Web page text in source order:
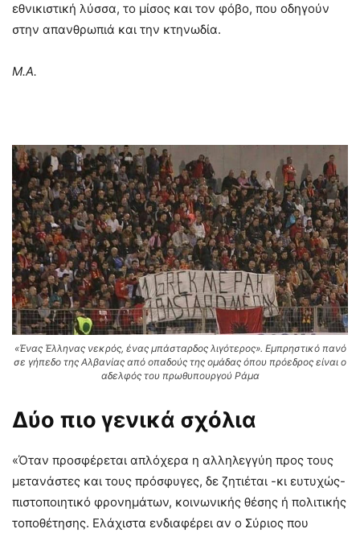
εθνικιστική λύσσα, το μίσος και τον φόβο, που οδηγούν
στην απανθρωπιά και την κτηνωδία.
Μ.Α.
«Ένας Έλληνας νεκρός, ένας μπάσταρδος λιγότερος». Εμπρηστικό πανό
σε γήπεδο της Αλβανίας από οπαδούς της ομάδας όπου πρόεδρος είναι ο
αδελφός του πρωθυπουργού Ράμα
Δύο πιο γενικά σχόλια
«Όταν προσφέρεται απλόχερα η αλληλεγγύη προς τους
μετανάστες και τους πρόσφυγες, δε ζητιέται -κι ευτυχώς-
πιστοποιητικό φρονημάτων, κοινωνικής θέσης ή πολιτικής
τοποθέτησης. Ελάχιστα ενδιαφέρει αν ο Σύριος που